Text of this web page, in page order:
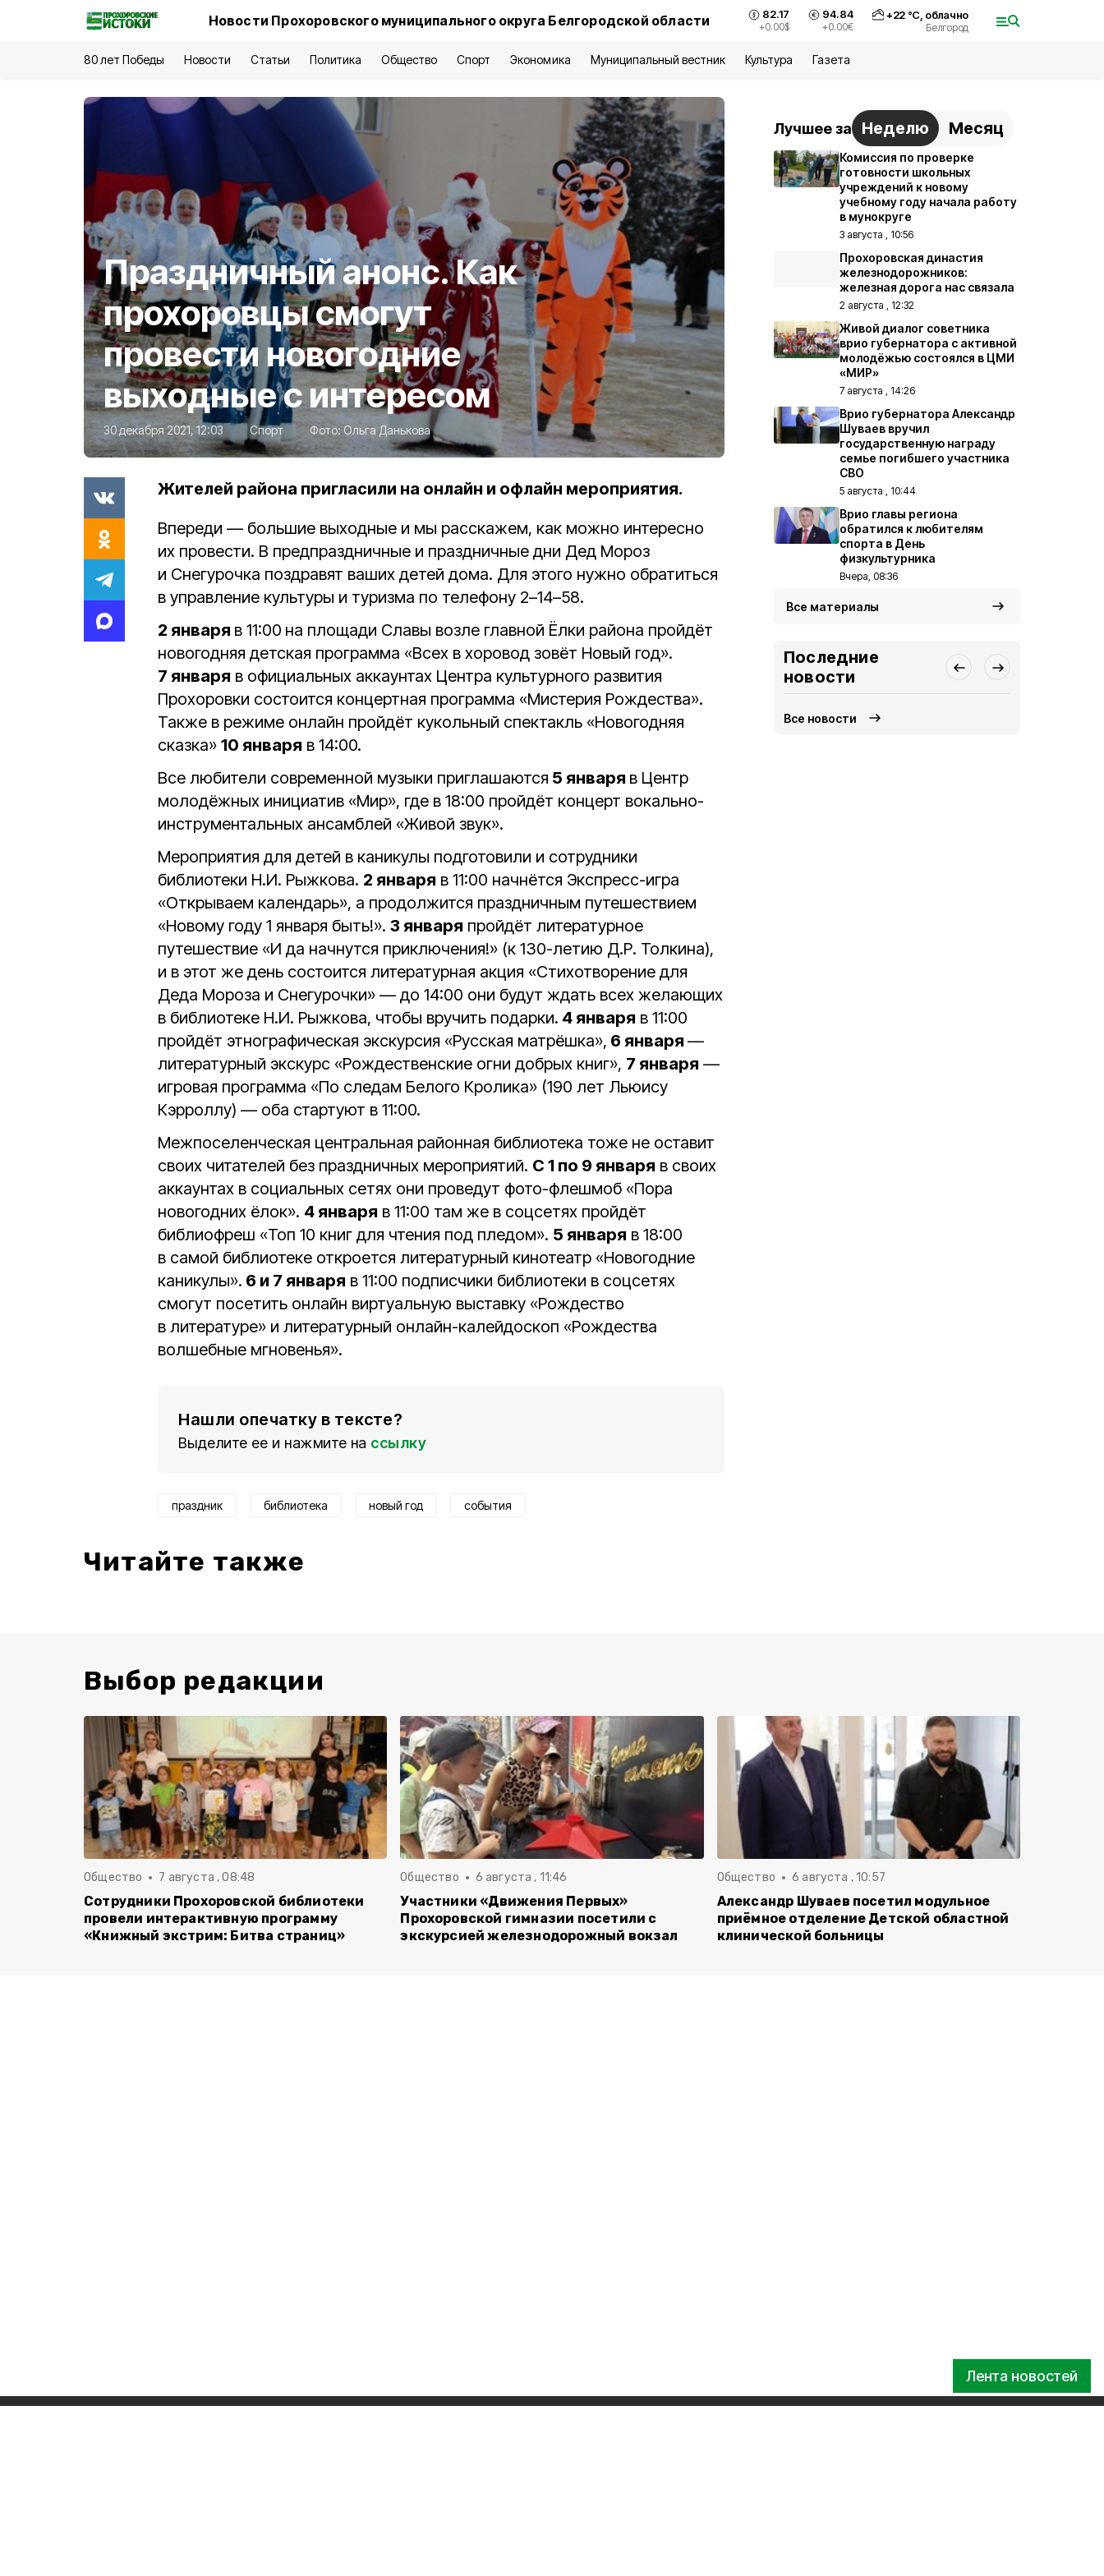
Новости Прохоровского муниципального округа Белгородской области 82.17
+0.00$
94.84
+0.00€
+22°С, облачно
Белгород
80 лет Победы Новости Статьи Политика Общество Спорт Экономика Муниципальный вестник Культура Газета
Лента новостей
Праздничный анонс. Как
прохоровцы смогут
провести новогодние
выходные с интересом
30 декабря 2021, 12:03 Спорт Фото: Ольга Данькова
Жителей района пригласили на онлайн и офлайн мероприятия.
Впереди — большие выходные и мы расскажем, как можно интересно
их провести. В предпраздничные и праздничные дни Дед Мороз
и Снегурочка поздравят ваших детей дома. Для этого нужно обратиться
в управление культуры и туризма по телефону 2–14–58.
2 января в 11:00 на площади Славы возле главной Ёлки района пройдёт
новогодняя детская программа «Всех в хоровод зовёт Новый год».
7 января в официальных аккаунтах Центра культурного развития
Прохоровки состоится концертная программа «Мистерия Рождества».
Также в режиме онлайн пройдёт кукольный спектакль «Новогодняя
сказка» 10 января в 14:00.
Все любители современной музыки приглашаются 5 января в Центр
молодёжных инициатив «Мир», где в 18:00 пройдёт концерт вокально-
инструментальных ансамблей «Живой звук».
Мероприятия для детей в каникулы подготовили и сотрудники
библиотеки Н.И. Рыжкова. 2 января в 11:00 начнётся Экспресс-игра
«Открываем календарь», а продолжится праздничным путешествием
«Новому году 1 января быть!». 3 января пройдёт литературное
путешествие «И да начнутся приключения!» (к 130-летию Д.Р. Толкина),
и в этот же день состоится литературная акция «Стихотворение для
Деда Мороза и Снегурочки» — до 14:00 они будут ждать всех желающих
в библиотеке Н.И. Рыжкова, чтобы вручить подарки. 4 января в 11:00
пройдёт этнографическая экскурсия «Русская матрёшка», 6 января —
литературный экскурс «Рождественские огни добрых книг», 7 января —
игровая программа «По следам Белого Кролика» (190 лет Льюису
Кэрроллу) — оба стартуют в 11:00.
Межпоселенческая центральная районная библиотека тоже не оставит
своих читателей без праздничных мероприятий. С 1 по 9 января в своих
аккаунтах в социальных сетях они проведут фото-флешмоб «Пора
новогодних ёлок». 4 января в 11:00 там же в соцсетях пройдёт
библиофреш «Топ 10 книг для чтения под пледом». 5 января в 18:00
в самой библиотеке откроется литературный кинотеатр «Новогодние
каникулы». 6 и 7 января в 11:00 подписчики библиотеки в соцсетях
смогут посетить онлайн виртуальную выставку «Рождество
в литературе» и литературный онлайн-калейдоскоп «Рождества
волшебные мгновенья».
Нашли опечатку в тексте?
Выделите ее и нажмите на ссылку
праздник библиотека новый год события
Читайте также
Лучшее за Неделю Месяц
Комиссия по проверке
готовности школьных
учреждений к новому
учебному году начала работу
в мунокруге
3 августа , 10:56
Прохоровская династия
железнодорожников:
железная дорога нас связала
2 августа , 12:32
Живой диалог советника
врио губернатора с активной
молодёжью состоялся в ЦМИ
«МИР»
7 августа , 14:26
Врио губернатора Александр
Шуваев вручил
государственную награду
семье погибшего участника
СВО
5 августа , 10:44
Врио главы региона
обратился к любителям
спорта в День
физкультурника
Вчера, 08:36
Все материалы
Последние
новости
Все новости
Выбор редакции
Общество 7 августа , 08:48
Сотрудники Прохоровской библиотеки
провели интерактивную программу
«Книжный экстрим: Битва страниц»
Общество 6 августа , 11:46
Участники «Движения Первых»
Прохоровской гимназии посетили с
экскурсией железнодорожный вокзал
Общество 6 августа , 10:57
Александр Шуваев посетил модульное
приёмное отделение Детской областной
клинической больницы